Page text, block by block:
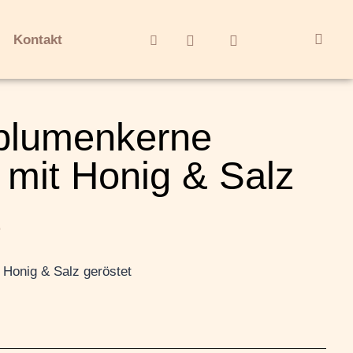
Kontakt
Honig & Salz
& Salz geröstet